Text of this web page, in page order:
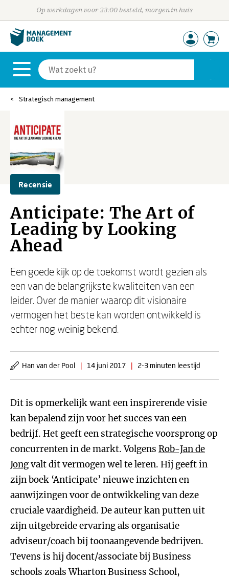
Op werkdagen voor 23:00 besteld, morgen in huis
Strategisch management
Recensie
Anticipate: The Art of
Leading by Looking
Ahead
Een goede kijk op de toekomst wordt gezien als
een van de belangrijkste kwaliteiten van een
leider. Over de manier waarop dit visionaire
vermogen het beste kan worden ontwikkeld is
echter nog weinig bekend.
Han van der Pool | 14 juni 2017 | 2-3 minuten leestijd
Dit is opmerkelijk want een inspirerende visie
kan bepalend zijn voor het succes van een
bedrijf. Het geeft een strategische voorsprong op
concurrenten in de markt. Volgens Rob-Jan de
Jongvalt dit vermogen wel te leren. Hij geeft in
zijn boek ‘Anticipate’ nieuwe inzichten en
aanwijzingen voor de ontwikkeling van deze
cruciale vaardigheid. De auteur kan putten uit
zijn uitgebreide ervaring als organisatie
adviseur/coach bij toonaangevende bedrijven.
Tevens is hij docent/associate bij Business
schools zoals Wharton Business School,